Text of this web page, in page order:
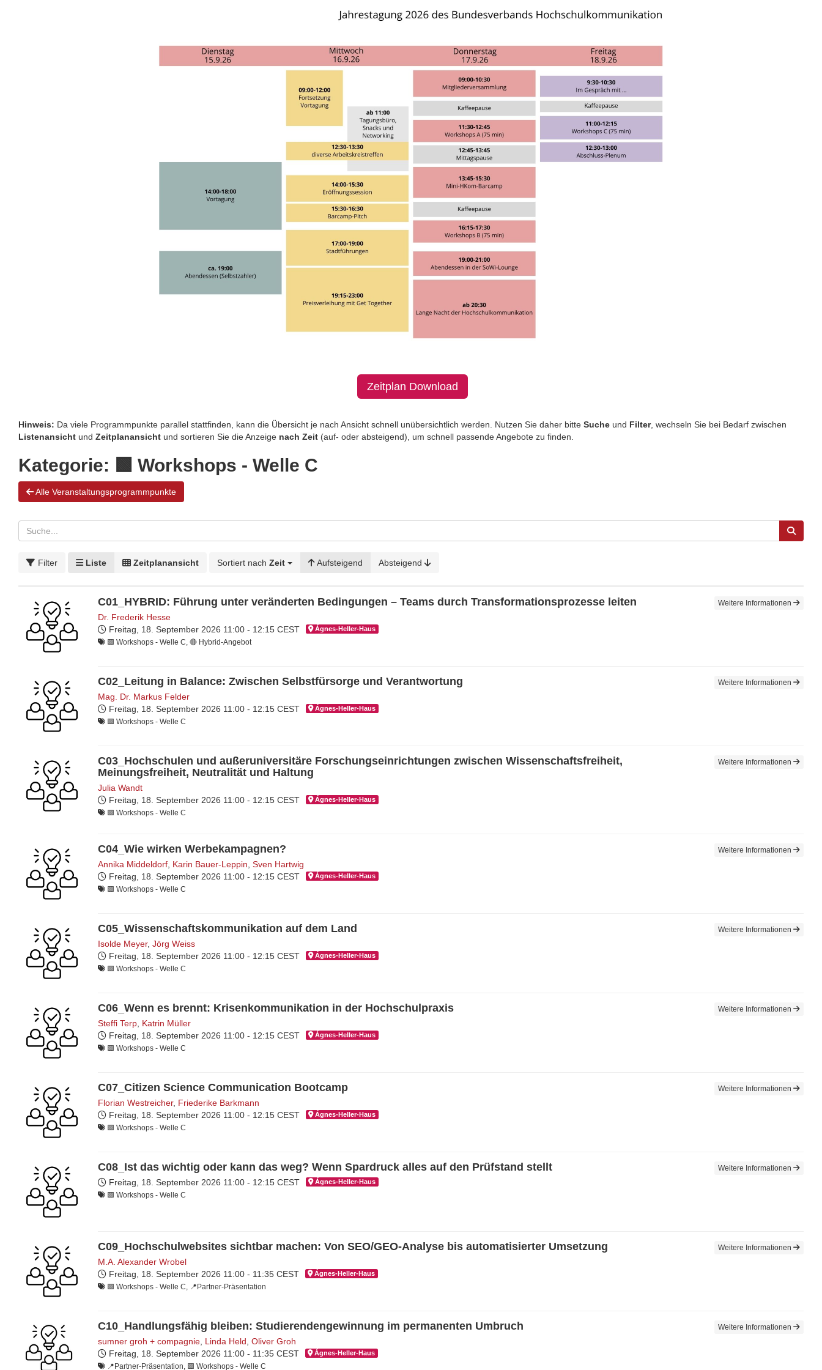
Zeitplan Download
Hinweis: Da viele Programmpunkte parallel stattfinden, kann die Übersicht je nach Ansicht schnell unübersichtlich werden. Nutzen Sie daher bitte Suche und Filter, wechseln Sie bei Bedarf zwischen
Listenansicht und Zeitplanansicht und sortieren Sie die Anzeige nach Zeit (auf- oder absteigend), um schnell passende Angebote zu finden.
Kategorie: 🟩 Workshops - Welle C
Alle Veranstaltungsprogrammpunkte
Filter Liste Zeitplanansicht Sortiert nach Zeit Aufsteigend Absteigend
C01_HYBRID: Führung unter veränderten Bedingungen – Teams durch Transformationsprozesse leiten
Dr. Frederik Hesse
Freitag, 18. September 2026 11:00 - 12:15 CEST Ágnes-Hel­ler-Haus
🟩 Workshops - Welle C, 🔴 Hybrid-Angebot
Weitere Informationen
C02_Leitung in Balance: Zwischen Selbstfürsorge und Verantwortung
Mag. Dr. Markus Felder
Freitag, 18. September 2026 11:00 - 12:15 CEST Ágnes-Hel­ler-Haus
🟩 Workshops - Welle C
Weitere Informationen
C03_Hochschulen und außeruniversitäre Forschungseinrichtungen zwischen Wissenschaftsfreiheit,
Meinungsfreiheit, Neutralität und Haltung
Julia Wandt
Freitag, 18. September 2026 11:00 - 12:15 CEST Ágnes-Hel­ler-Haus
🟩 Workshops - Welle C
Weitere Informationen
C04_Wie wirken Werbekampagnen?
Annika Middeldorf Karin Bauer-Leppin Sven Hartwig
Freitag, 18. September 2026 11:00 - 12:15 CEST Ágnes-Hel­ler-Haus
🟩 Workshops - Welle C
Weitere Informationen
C05_Wissenschaftskommunikation auf dem Land
Isolde Meyer, Jörg Weiss
Freitag, 18. September 2026 11:00 - 12:15 CEST Ágnes-Hel­ler-Haus
🟩 Workshops - Welle C
Weitere Informationen
C06_Wenn es brennt: Krisenkommunikation in der Hochschulpraxis
Steffi Terp Katrin Müller
Freitag, 18. September 2026 11:00 - 12:15 CEST Ágnes-Hel­ler-Haus
🟩 Workshops - Welle C
Weitere Informationen
C07_Citizen Science Communication Bootcamp
Florian Westreicher, Friederike Barkmann
Freitag, 18. September 2026 11:00 - 12:15 CEST Ágnes-Hel­ler-Haus
🟩 Workshops - Welle C
Weitere Informationen
C08_Ist das wichtig oder kann das weg? Wenn Spardruck alles auf den Prüfstand stellt
Freitag, 18. September 2026 11:00 - 12:15 CEST Ágnes-Hel­ler-Haus
🟩 Workshops - Welle C
Weitere Informationen
C09_Hochschulwebsites sichtbar machen: Von SEO/GEO-Analyse bis automatisierter Umsetzung
M.A. Alexander Wrobel
Freitag, 18. September 2026 11:00 - 11:35 CEST Ágnes-Hel­ler-Haus
🟩 Workshops - Welle C, 📍Partner-Präsentation
Weitere Informationen
C10_Handlungsfähig bleiben: Studierendengewinnung im permanenten Umbruch
sumner groh + compagnie Linda Held Oliver Groh
Freitag, 18. September 2026 11:00 - 11:35 CEST Ágnes-Hel­ler-Haus
📍Partner-Präsentation, 🟩 Workshops - Welle C
Weitere Informationen